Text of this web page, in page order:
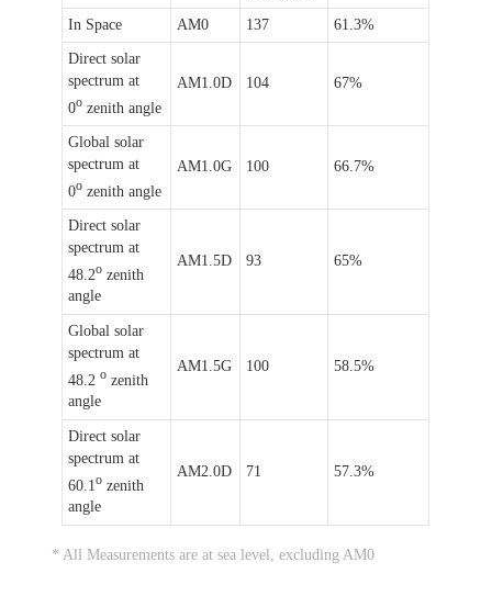
In Space AM0 137 61.3%
Direct solar
spectrum at
0o zenith angle
AM1.0D 104 67%
Global solar
spectrum at
0o zenith angle
AM1.0G 100 66.7%
Direct solar
spectrum at
48.2o zenith
angle
AM1.5D 93 65%
Global solar
spectrum at
48.2o zenith
angle
AM1.5G 100 58.5%
Direct solar
spectrum at
60.1o zenith
angle
AM2.0D 71 57.3%
* All Measurements are at sea level, excluding AM0